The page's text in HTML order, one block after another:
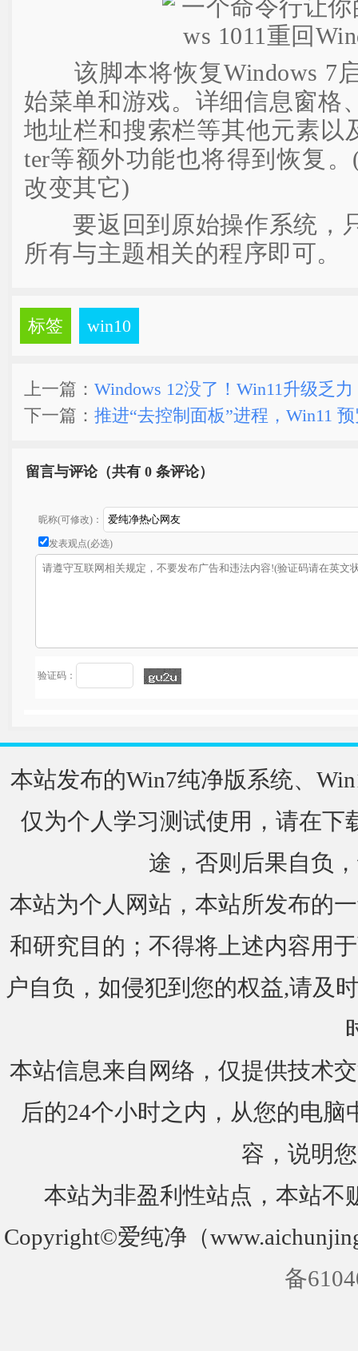
该脚本将恢复Windows 7
始菜单和游戏。详细信息窗格
地址栏和搜索栏等其他元素以
ter等额外功能也将得到恢复
改变其它)
要返回到原始操作系统，
所有与主题相关的程序即可。
标签 win10
上一篇： Windows 12没了！Win11升级乏
下一篇： 推进“去控制面板”进程，Win11
留言与评论（共有 0 条评论）
昵称(可修改)：
发表观点(必选)
验证码：
本站发布的Win7纯净版系统、
仅为个人学习测试使用，请在下
途，否则后果自负
本站为个人网站，本站所发布的
和研究目的；不得将上述内容用
户自负，如侵犯到您的权益,请及
本站信息来自网络，仅提供技术
后的24个小时之内，从您的电
容，说明
本站为非盈利性站点，本站不
Copyright©爱纯净（
备